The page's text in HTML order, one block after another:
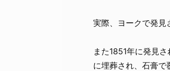
実際、ヨークで発見
また1851年に発見
に埋葬され、石膏で